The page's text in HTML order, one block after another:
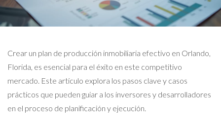
Crear un plan de producción inmobiliaria efectivo en Orlando,
Florida, es esencial para el éxito en este competitivo
mercado. Este artículo explora los pasos clave y casos
prácticos que pueden guiar a los inversores y desarrolladores
en el proceso de planificación y ejecución.